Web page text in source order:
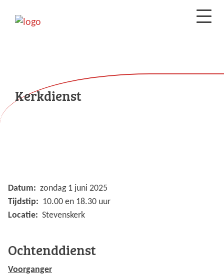
Kerkdienst
Datum: zondag 1 juni 2025
Tijdstip: 10.00 en 18.30 uur
Locatie: Stevenskerk
Ochtenddienst
Voorganger